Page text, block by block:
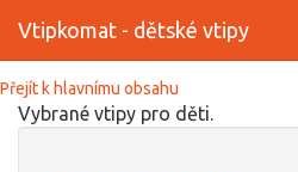
Přejít k hlavnímu obsahu
Vtipkomat - dětské vtipy
Vybrané vtipy pro děti.